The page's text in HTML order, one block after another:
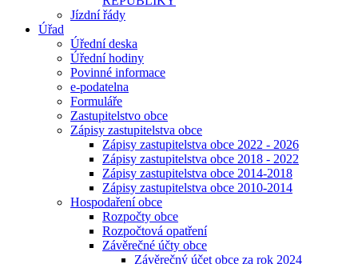
Jízdní řády
Úřad
Úřední deska
Úřední hodiny
Povinné informace
e-podatelna
Formuláře
Zastupitelstvo obce
Zápisy zastupitelstva obce
Zápisy zastupitelstva obce 2022 - 2026
Zápisy zastupitelstva obce 2018 - 2022
Zápisy zastupitelstva obce 2014-2018
Zápisy zastupitelstva obce 2010-2014
Hospodaření obce
Rozpočty obce
Rozpočtová opatření
Závěrečné účty obce
Závěrečný účet obce za rok 2024